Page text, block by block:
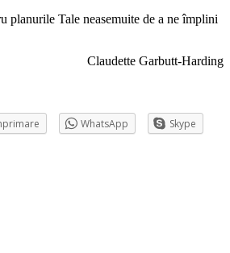
planurile Tale neasemuite de a ne împlini
Claudette Garbutt-Harding
WhatsApp Skype